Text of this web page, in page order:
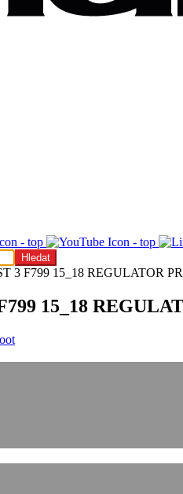
3 F799 15_18 REGULATOR
15_18